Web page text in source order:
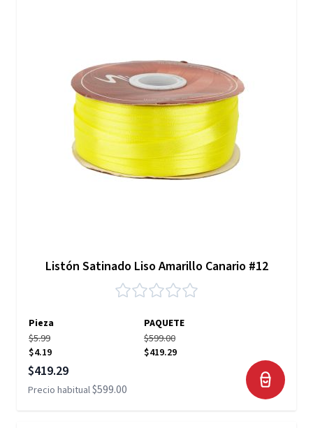
Listón Satinado Liso Amarillo Canario #12
Pieza
PAQUETE
$5.99
$4.19
$599.00
$419.29
Precio especial
$419.29
Precio habitual$599.00